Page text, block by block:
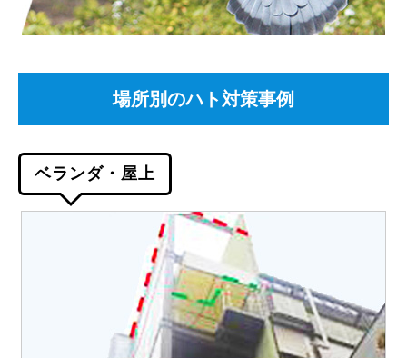
場所別のハト対策事例
ベランダ・屋上